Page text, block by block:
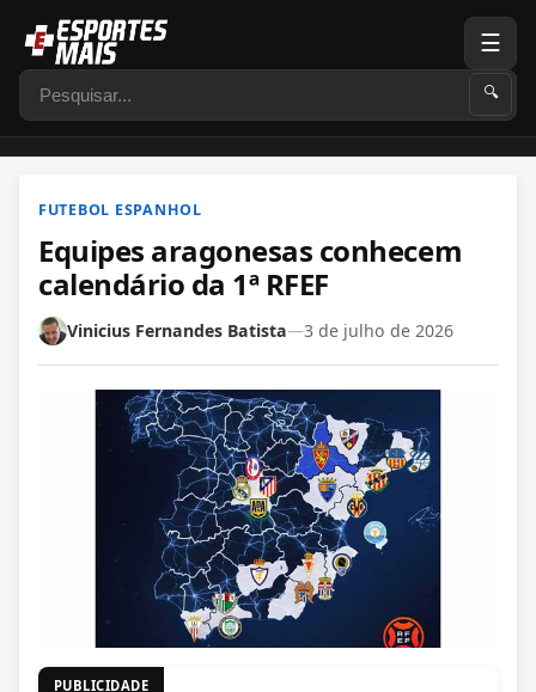
Pesquisar 🔍
☰
FUTEBOL ESPANHOL
Equipes aragonesas conhecem
calendário da 1ª RFEF
Vinicius Fernandes Batista—3 de julho de 2026
PUBLICIDADE